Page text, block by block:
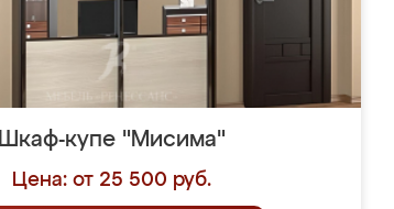
Шкаф-купе "Мисима"
Цена: от 25 500 руб.